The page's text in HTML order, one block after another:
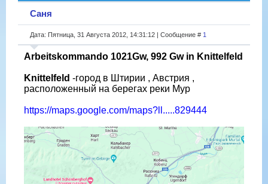
Саня
Дата: Пятница, 31 Августа 2012, 14:31:12 | Сообщение # 1
Arbeitskommando 1021Gw, 992 Gw in Knittelfeld
Knittelfeld -город в Штирии , Австрия ,
расположенный на берегах реки Мур
https://maps.google.com/maps?ll.....829444